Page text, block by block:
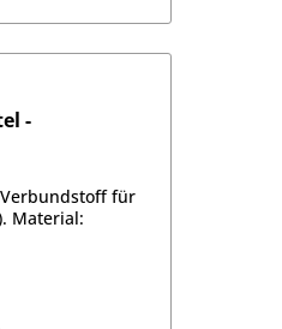
-
für
Material: